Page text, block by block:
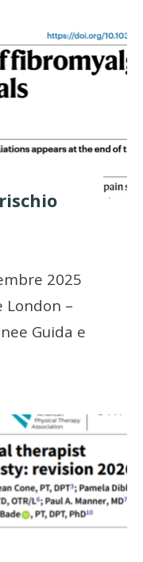
2025
London –
Guida e